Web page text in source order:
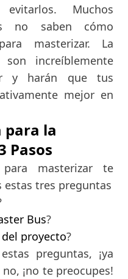
Muchos
no saben cómo
masterizar. La
increíblemente
y harán que tus
mejor en
para la
Pasos
masterizar te
estas tres preguntas
Bus?
proyecto?
preguntas, ¡ya
¡no te preocupes!